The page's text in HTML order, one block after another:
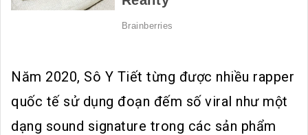
Năm 2020, Sô Y Tiết từng được nhiều rapper
quốc tế sử dụng đoạn đếm số viral như một
dạng sound signature trong các sản phẩm